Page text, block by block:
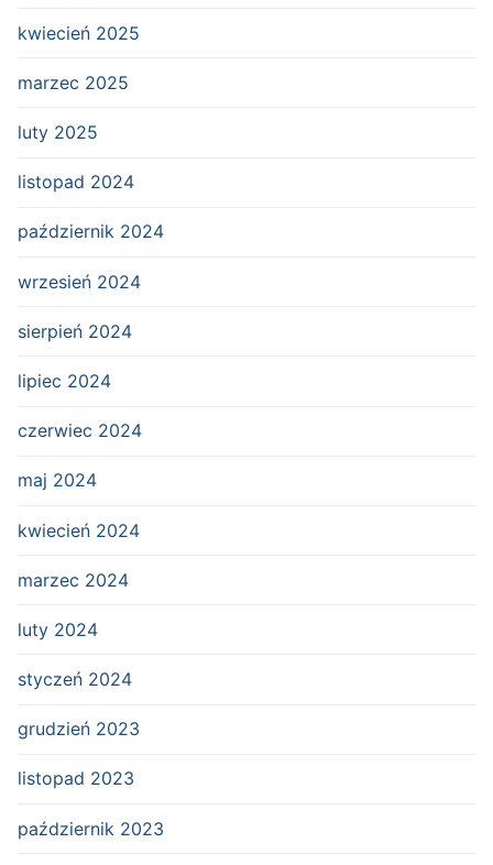
kwiecień 2025
marzec 2025
luty 2025
listopad 2024
październik 2024
wrzesień 2024
sierpień 2024
lipiec 2024
czerwiec 2024
maj 2024
kwiecień 2024
marzec 2024
luty 2024
styczeń 2024
grudzień 2023
listopad 2023
październik 2023